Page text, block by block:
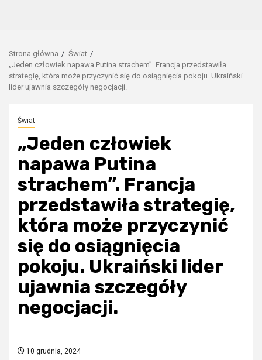
Strona główna
Świat
„Jeden człowiek napawa Putina strachem”. Francja przedstawiła
strategię, która może przyczynić się do osiągnięcia pokoju. Ukraiński
lider ujawnia szczegóły negocjacji.
Świat
„Jeden człowiek
napawa Putina
strachem”. Francja
przedstawiła strategię,
która może przyczynić
się do osiągnięcia
pokoju. Ukraiński lider
ujawnia szczegóły
negocjacji.
10 grudnia, 2024